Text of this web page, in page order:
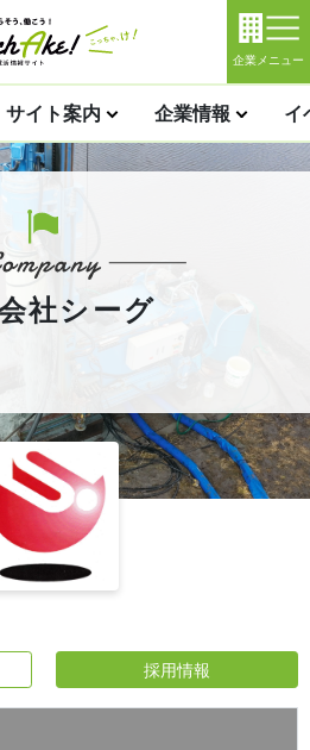
企業メニュー
サイト案内 企業情報 イ
社シーグ
採用情報